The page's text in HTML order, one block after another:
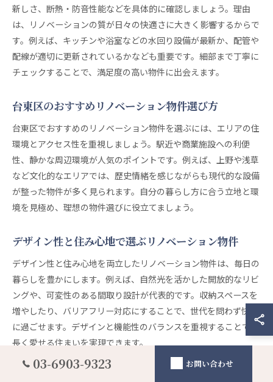
新しさ、断熱・防音性能などを具体的に確認しましょう。理由
は、リノベーションの質が日々の快適さに大きく影響するからで
す。例えば、キッチンや浴室などの水回り設備が最新か、配管や
配線が適切に更新されているかなども重要です。細部まで丁寧に
チェックすることで、満足度の高い物件に出会えます。
台東区のおすすめリノベーション物件選び方
台東区でおすすめのリノベーション物件を選ぶには、エリアの住
環境とアクセス性を重視しましょう。駅近や商業施設への利便
性、静かな周辺環境が人気のポイントです。例えば、上野や浅草
など文化的なエリアでは、歴史情緒を感じながらも現代的な設備
が整った物件が多く見られます。自分の暮らし方に合う立地と環
境を見極め、理想の物件選びに役立てましょう。
デザイン性と住み心地で選ぶリノベーション物件
デザイン性と住み心地を両立したリノベーション物件は、毎日の
暮らしを豊かにします。例えば、自然光を活かした開放的なリビ
ングや、可変性のある間取り設計が代表的です。収納スペースを
増やしたり、バリアフリー対応にすることで、世代を問わず快適
に過ごせます。デザインと機能性のバランスを重視することで、
長く愛せる住まいを実現できます。
03-6903-9323 お問い合わせ